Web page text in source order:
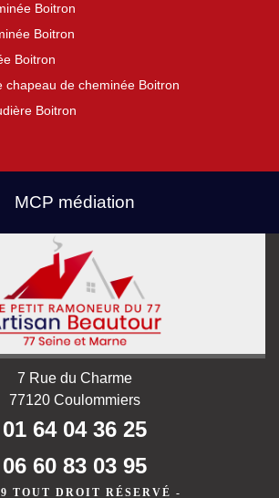
Boitron
Boitron
Boitron
chapeau de cheminée Boitron
Boitron
MCP médiation
7 Rue du Charme
77120 Coulommiers
01 64 04 36 25
06 60 83 03 95
TOUT DROIT RÉSERVÉ -